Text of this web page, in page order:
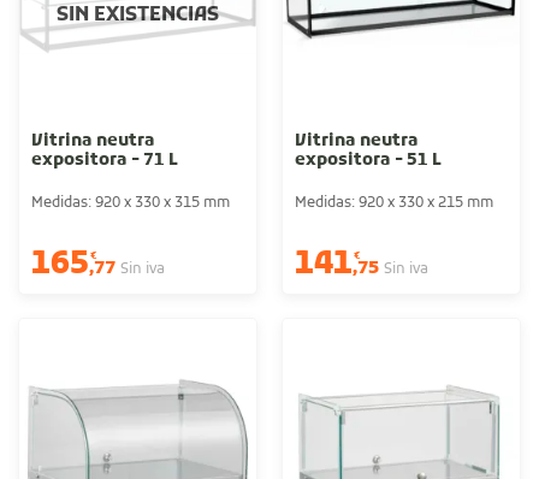
SIN EXISTENCIAS
Vitrina neutra
expositora - 71 L
Medidas: 920 x 330 x 315 mm
165€
,77 Sin iva
Vitrina neutra
expositora - 51 L
Medidas: 920 x 330 x 215 mm
141€
,75 Sin iva